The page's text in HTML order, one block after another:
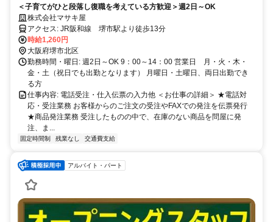
＜子育てがひと段落し復職を考えている方歓迎＞週2日～OK
株式会社マサキ屋
アクセス: JR阪和線 堺市駅より徒歩13分
時給1,260円
大阪府堺市北区
勤務時間・曜日: 週2日～OK 9：00～14：00 営業日 月・火・木・
金・土（祝日でも出勤となります） 月曜日・土曜日、両日出勤でき
る方
仕事内容: 電話受注・仕入伝票の入力他 ＜お仕事の詳細＞ ★電話対
応・受注業務 お客様からのご注文の受注やFAXでの発注を伝票発行
★商品発注業務 受注したものの中で、在庫のない商品を問屋に発
注、ま...
固定時間制 残業なし 交通費支給
アルバイト・パート